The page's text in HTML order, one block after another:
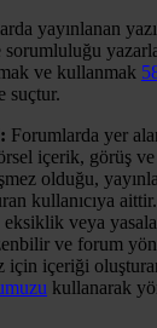
yayınlanan
ve kullanmak
suçtur.
Forumlarda yer
içerik, görüş
olduğu,
kullanıcıya
veya
ve forum
için içeriği
kullanarak